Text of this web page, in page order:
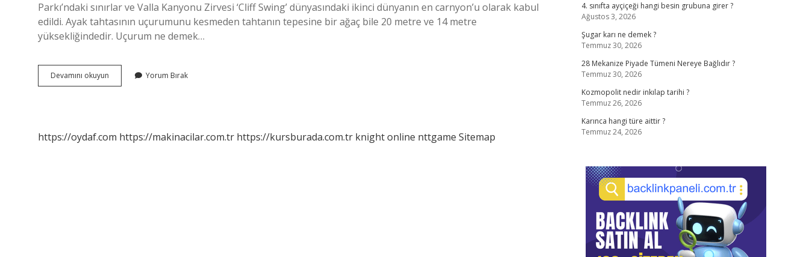
Parkı’ndaki sınırlar ve Valla Kanyonu Zirvesi ‘Cliff Swing’ dünyasındaki ikinci dünyanın en carnyon’u olarak kabul
edildi. Ayak tahtasının uçurumunu kesmeden tahtanın tepesine bir ağaç bile 20 metre ve 14 metre
yüksekliğindedir. Uçurum ne demek…
Devamını okuyun
Büyük
Yorum Bırak
https://oydaf.com https://makinacilar.com.tr https://kursburada.com.tr knight online nttgame Sitemap
4. sınıfta ayçiçeği hangi besin grubuna girer ?
Ağustos 3, 2026
Şugar karı ne demek ?
Temmuz 30, 2026
28 Mekanize Piyade Tümeni Nereye Bağlıdır ?
Temmuz 30, 2026
Kozmopolit nedir inkılap tarihi ?
Temmuz 26, 2026
Karınca hangi türe aittir ?
Temmuz 24, 2026